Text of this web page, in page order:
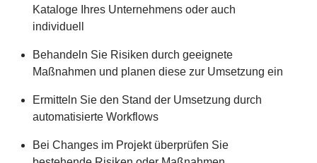
Kataloge Ihres Unternehmens oder auch
individuell
Behandeln Sie Risiken durch geeignete
Maßnahmen und planen diese zur Umsetzung ein
Ermitteln Sie den Stand der Umsetzung durch
automatisierte Workflows
Bei Changes im Projekt überprüfen Sie